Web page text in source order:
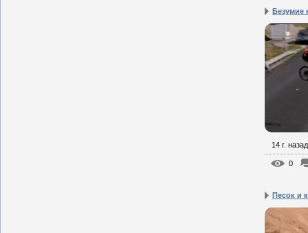
Безумие
14 г. назад
0
Песок и